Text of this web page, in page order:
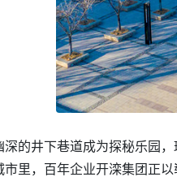
深的井下巷道成为探秘乐园
市里，百年企业开滦集团正以